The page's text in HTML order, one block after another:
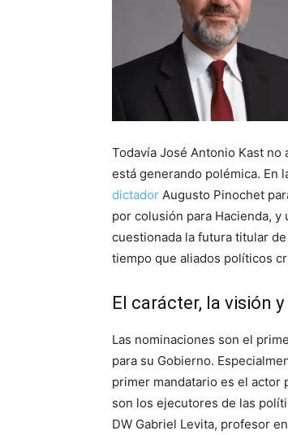
Todavía José Antonio Kast
está generando polémica. En
dictador Augusto Pinochet
por colusión para Hacienda,
cuestionada la futura titular
tiempo que aliados políticos
El carácter, la visión
Las nominaciones son el
para su Gobierno.
primer mandatario es el actor
son los ejecutores de las
DW Gabriel Levita, profesor